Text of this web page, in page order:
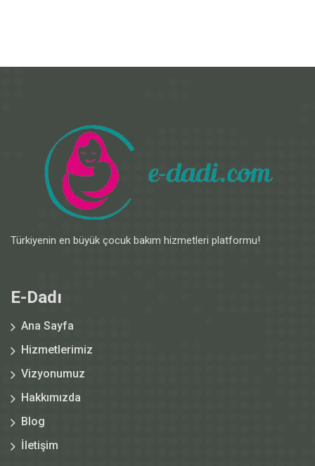
Türkiyenin en büyük çocuk bakım hizmetleri platformu!
E-Dadı
Ana Sayfa
Hizmetlerimiz
Vizyonumuz
Hakkımızda
Blog
İletişim